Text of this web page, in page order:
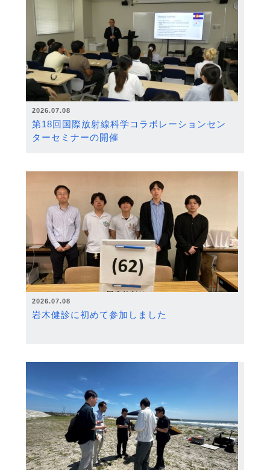
2026.07.08
第18回国際放射線科学コラボレーションセン
ターセミナーの開催
2026.07.08
岩木健診に初めて参加しました